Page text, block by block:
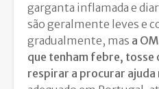
garganta inflamada e
são geralmente leves e
gradualmente, mas a
que tenham febre, tosse
respirar a procurar ajuda